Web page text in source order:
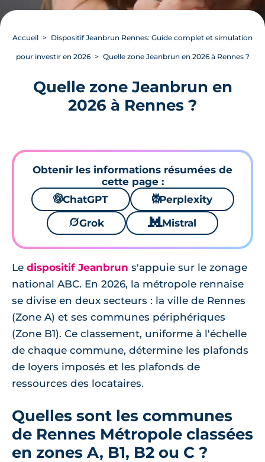
Accueil Dispositif Jeanbrun Rennes: Guide complet et simulation
pour investir en 2026 Quelle zone Jeanbrun en 2026 à Rennes ?
Quelle zone Jeanbrun en
2026 à Rennes ?
Obtenir les informations résumées de
cette page :
🌌ChatGPT ⚙Perplexity
🪐Grok 🐱 Mistral
Le dispositif Jeanbrun s'appuie sur le zonage
national ABC. En 2026, la métropole rennaise
se divise en deux secteurs : la ville de Rennes
(Zone A) et ses communes périphériques
(Zone B1). Ce classement, uniforme à l'échelle
de chaque commune, détermine les plafonds
de loyers imposés et les plafonds de
ressources des locataires.
Quelles sont les communes
de Rennes Métropole classées
en zones A, B1, B2 ou C ?